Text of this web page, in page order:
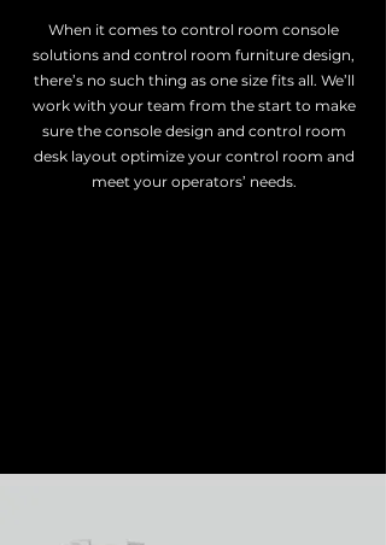
When it comes to control room console
solutions and control room furniture design,
there’s no such thing as one size fits all. We’ll
work with your team from the start to make
sure the console design and control room
desk layout optimize your control room and
meet your operators’ needs.